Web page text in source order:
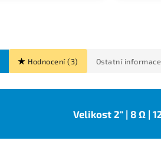
Hodnocení (3) Ostatní informace
Velikost 2" | 8 Ω |